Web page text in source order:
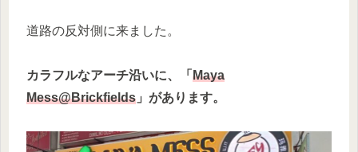
道路の反対側に来ました。
カラフルなアーチ沿いに、「 Maya
Mess@Brickfields 」があります。